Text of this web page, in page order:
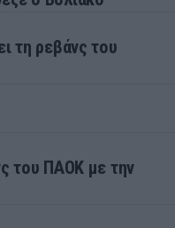
τη ρεβάνς του
του ΠΑΟΚ με την